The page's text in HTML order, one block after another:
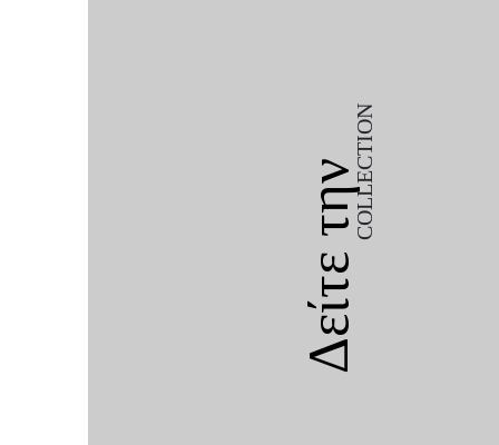
Δείτε τηνCOLLECTION